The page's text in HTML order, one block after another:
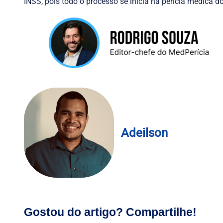
Adeilson
Gostou do artigo? Compartilhe!